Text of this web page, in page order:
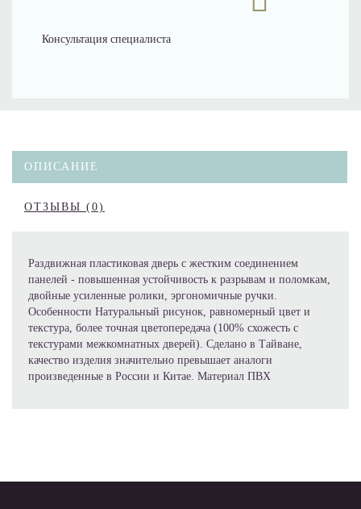
Консультация специалиста
ОПИСАНИЕ
ОТЗЫВЫ (0)
Раздвижная пластиковая дверь с жестким соединением
панелей - повышенная устойчивость к разрывам и поломкам,
двойные усиленные ролики, эргономичные ручки.
Особенности Натуральный рисунок, равномерный цвет и
текстура, более точная цветопередача (100% схожесть с
текстурами межкомнатных дверей). Сделано в Тайване,
качество изделия значительно превышает аналоги
произведенные в России и Китае. Материал ПВХ